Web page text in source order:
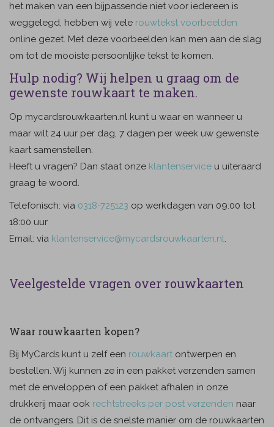
het maken van een bijpassende niet voor iedereen is
weggelegd, hebben wij vele rouwtekst voorbeelden
online gezet. Met deze voorbeelden kan men aan de slag
om tot de mooiste persoonlijke tekst te komen.
Hulp nodig? Wij helpen u graag om de
gewenste rouwkaart te maken.
Op mycardsrouwkaarten.nl kunt u waar en wanneer u
maar wilt 24 uur per dag, 7 dagen per week uw gewenste
kaart samenstellen.
Heeft u vragen? Dan staat onze klantenservice u uiteraard
graag te woord.
Telefonisch: via 0318-725123 op werkdagen van 09:00 tot
18:00 uur
Email: via klantenservice@mycardsrouwkaarten.nl.
Veelgestelde vragen over rouwkaarten
Waar rouwkaarten kopen?
Bij MyCards kunt u zelf een rouwkaart ontwerpen en
bestellen. Wij kunnen ze in een pakket verzenden samen
met de enveloppen of een pakket afhalen in onze
drukkerij maar ook rechtstreeks per post verzenden naar
de ontvangers. Dit is de snelste manier om de rouwkaarten